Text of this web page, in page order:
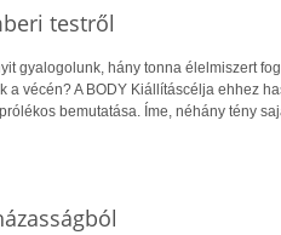
testről
gyalogolunk, hány tonna élelmiszert
a vécén? A BODY Kiállításcélja ehhez
bemutatása. Íme, néhány tény